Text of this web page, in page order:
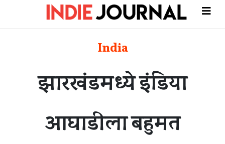
India
झारखंडमध्ये इंडिया
आघाडीला बहुमत